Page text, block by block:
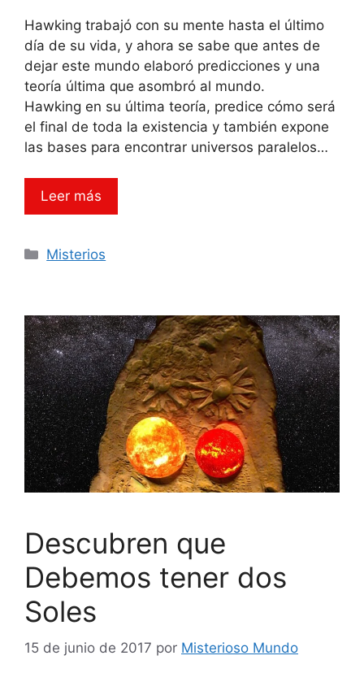
Hawking trabajó con su mente hasta el último
día de su vida, y ahora se sabe que antes de
dejar este mundo elaboró predicciones y una
teoría última que asombró al mundo.
Hawking en su última teoría, predice cómo será
el final de toda la existencia y también expone
las bases para encontrar universos paralelos…
Leer más
Categorías
Misterios
Descubren que
Debemos tener dos
Soles
15 de junio de 2017 por Misterioso Mundo